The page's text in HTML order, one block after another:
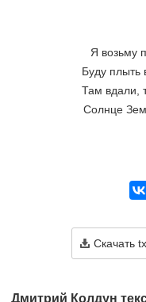
Я возьму
Буду плыть
Там вдали,
Солнце
Скачать
Дмитрий Колдун